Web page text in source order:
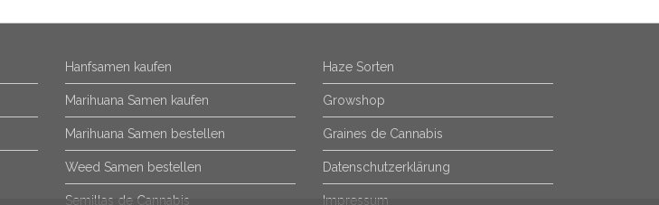
Hanfsamen kaufen
Marihuana Samen kaufen
Marihuana Samen bestellen
Weed Samen bestellen
Semillas de Cannabis
Haze Sorten
Growshop
Graines de Cannabis
Datenschutzerklärung
Impressum